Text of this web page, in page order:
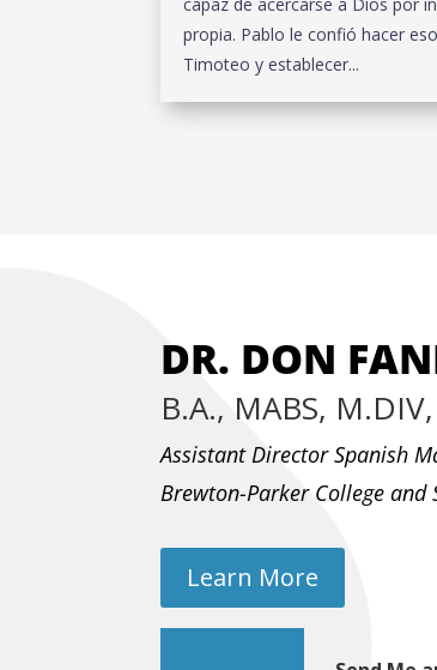
capaz de acercarse a Dios por
propia. Pablo le confió hacer
Timoteo y establecer...
DR. DON
B.A., MABS,
Assistant Director Spanish
Brewton-Parker College and
Learn More